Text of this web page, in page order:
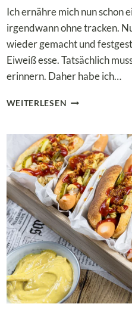
Ich ernähre mich nun schon
irgendwann ohne tracken.
wieder gemacht und
Eiweiß esse. Tatsächlich
erinnern. Daher habe ich…
WEITERLESEN LOW
SELBER
MACHEN,
GANZ
OHNE
BACKEN!